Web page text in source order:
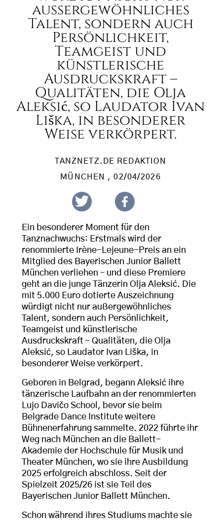
außergewöhnliches
Talent, sondern auch
Persönlichkeit,
Teamgeist und
künstlerische
Ausdruckskraft –
Qualitäten, die Olja
Aleksić, so Laudator Ivan
Liška, in besonderer
Weise verkörpert.
TANZNETZ.DE REDAKTION
MÜNCHEN , 02/04/2026
Ein besonderer Moment für den
Tanznachwuchs: Erstmals wird der
renommierte Irène-Lejeune-Preis an ein
Mitglied des Bayerischen Junior Ballett
München verliehen – und diese Premiere
geht an die junge Tänzerin Olja Aleksić. Die
mit 5.000 Euro dotierte Auszeichnung
würdigt nicht nur außergewöhnliches
Talent, sondern auch Persönlichkeit,
Teamgeist und künstlerische
Ausdruckskraft – Qualitäten, die Olja
Aleksić, so Laudator Ivan Liška, in
besonderer Weise verkörpert.
Geboren in Belgrad, begann Aleksić ihre
tänzerische Laufbahn an der renommierten
Lujo Davičo School, bevor sie beim
Belgrade Dance Institute weitere
Bühnenerfahrung sammelte. 2022 führte ihr
Weg nach München an die Ballett-
Akademie der Hochschule für Musik und
Theater München, wo sie ihre Ausbildung
2025 erfolgreich abschloss. Seit der
Spielzeit 2025/26 ist sie Teil des
Bayerischen Junior Ballett München.
Schon während ihres Studiums machte sie